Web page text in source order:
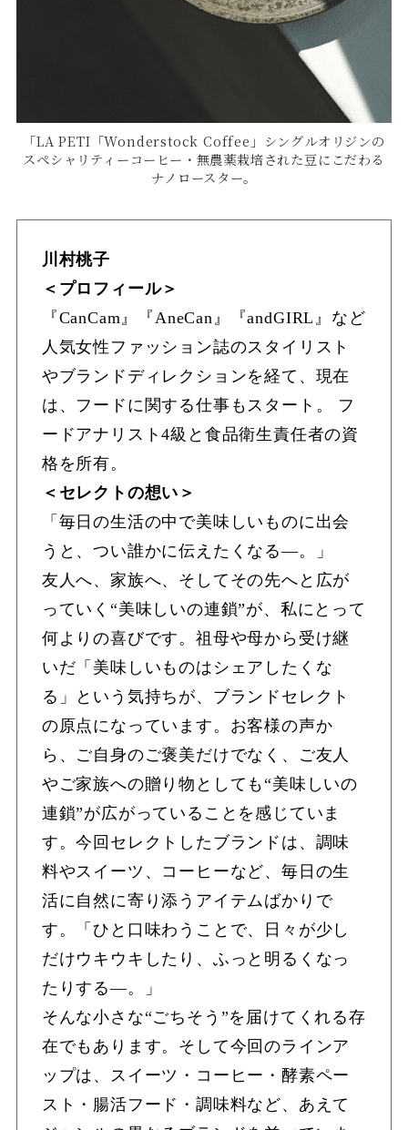
「LA PETI「Wonderstock Coffee」シングルオリジンの
スペシャリティーコーヒー・無農薬栽培された豆にこだわる
ナノロースター。
川村桃子
＜プロフィール＞
『CanCam』『AneCan』『andGIRL』など
人気女性ファッション誌のスタイリスト
やブランドディレクションを経て、現在
は、フードに関する仕事もスタート。 フ
ードアナリスト4級と食品衛生責任者の資
格を所有。
＜セレクトの想い＞
「毎日の生活の中で美味しいものに出会
うと、つい誰かに伝えたくなる—。」
友人へ、家族へ、そしてその先へと広が
っていく“美味しいの連鎖”が、私にとって
何よりの喜びです。祖母や母から受け継
いだ「美味しいものはシェアしたくな
る」という気持ちが、ブランドセレクト
の原点になっています。お客様の声か
ら、ご自身のご褒美だけでなく、ご友人
やご家族への贈り物としても“美味しいの
連鎖”が広がっていることを感じていま
す。今回セレクトしたブランドは、調味
料やスイーツ、コーヒーなど、毎日の生
活に自然に寄り添うアイテムばかりで
す。「ひと口味わうことで、日々が少し
だけウキウキしたり、ふっと明るくなっ
たりする—。」
そんな小さな“ごちそう”を届けてくれる存
在でもあります。そして今回のラインア
ップは、スイーツ・コーヒー・酵素ペー
スト・腸活フード・調味料など、あえて